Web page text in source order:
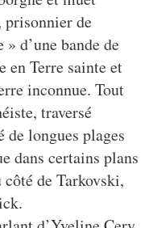
de
d’une bande de
en Terre sainte et
inconnue. Tout
traversé
de longues plages
dans certains plans
de Tarkovski,